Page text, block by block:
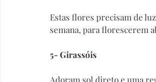
Estas flores precisam de
semana, para florescerem
5- Girassóis
Adoram sol direto e uma